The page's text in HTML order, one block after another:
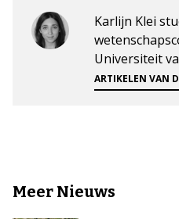
Karlijn Klei
Universiteit
ARTIKELEN VAN
Meer Nieuws